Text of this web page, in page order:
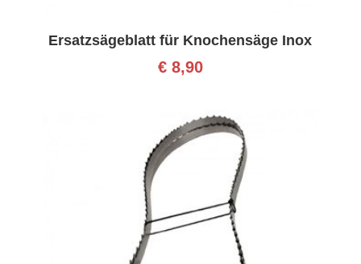
Ersatzsägeblatt für Knochensäge Inox
€8,90